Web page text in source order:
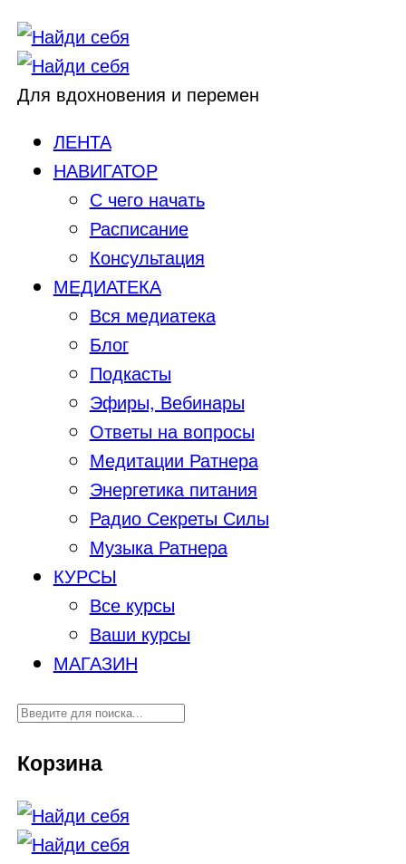
Для вдохновения и перемен
ЛЕНТА
НАВИГАТОР
С чего начать
Расписание
Консультация
МЕДИАТЕКА
Вся медиатека
Блог
Подкасты
Эфиры, Вебинары
Ответы на вопросы
Медитации Ратнера
Энергетика питания
Радио Секреты Силы
Музыка Ратнера
КУРСЫ
Все курсы
Ваши курсы
МАГАЗИН
Корзина